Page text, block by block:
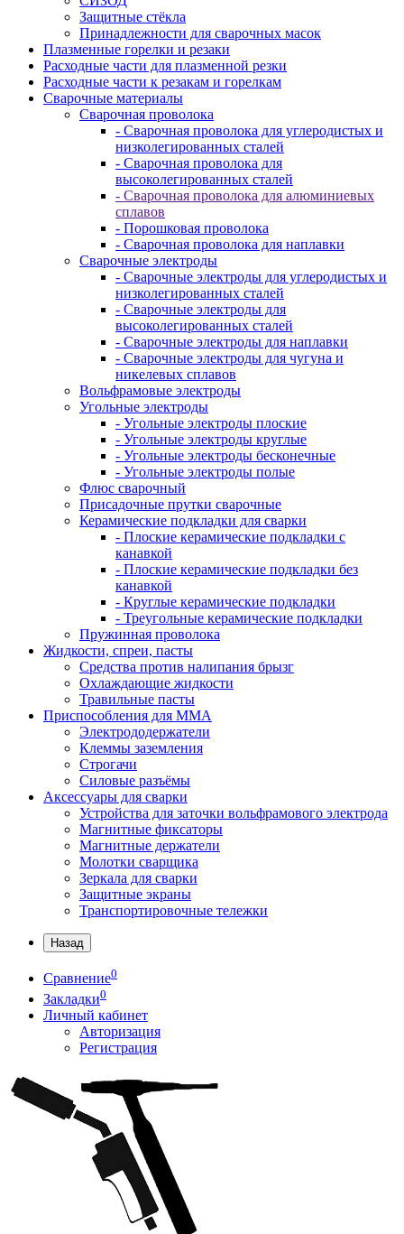
Защитные стёкла
Принадлежности для сварочных масок
Плазменные горелки и резаки
Расходные части для плазменной резки
Расходные части к резакам и горелкам
Сварочные материалы
Сварочная проволока
- Сварочная проволока для углеродистых и
низколегированных сталей
- Сварочная проволока для
высоколегированных сталей
- Сварочная проволока для алюминиевых
сплавов
- Порошковая проволока
- Сварочная проволока для наплавки
Сварочные электроды
- Сварочные электроды для углеродистых и
низколегированных сталей
- Сварочные электроды для
высоколегированных сталей
- Сварочные электроды для наплавки
- Сварочные электроды для чугуна и
никелевых сплавов
Вольфрамовые электроды
Угольные электроды
- Угольные электроды плоские
- Угольные электроды круглые
- Угольные электроды бесконечные
- Угольные электроды полые
Флюс сварочный
Присадочные прутки сварочные
Керамические подкладки для сварки
- Плоские керамические подкладки с
канавкой
- Плоские керамические подкладки без
канавкой
- Круглые керамические подкладки
- Треугольные керамические подкладки
Пружинная проволока
Жидкости, спреи, пасты
Средства против налипания брызг
Охлаждающие жидкости
Травильные пасты
Приспособления для ММА
Электрододержатели
Клеммы заземления
Строгачи
Силовые разъёмы
Аксессуары для сварки
Устройства для заточки вольфрамового электрода
Магнитные фиксаторы
Магнитные держатели
Молотки сварщика
Зеркала для сварки
Защитные экраны
Транспортировочные тележки
Назад
Сравнение0
Закладки0
Личный кабинет
Авторизация
Регистрация